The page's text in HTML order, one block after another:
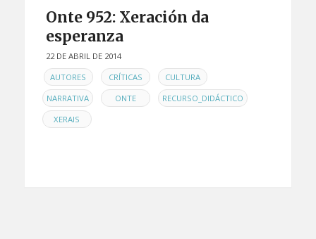
Onte 952: Xeración da
esperanza
22 DE ABRIL DE 2014
ENAUTORES , CRÍTICAS , CULTURA ,
NARRATIVA , ONTE , RECURSO_DIDÁCTICO ,
XERAIS